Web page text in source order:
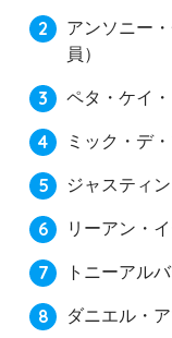
アンソニー
員）
ペタ・ケイ
ミック・デ
ジャスティ
リーアン・
トニーアル
ダニエル・